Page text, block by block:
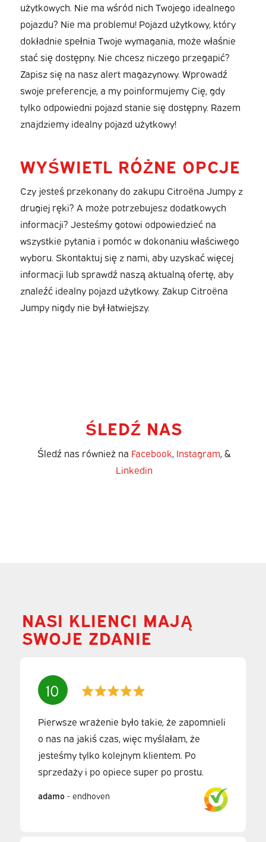
użytkowych. Nie ma wśród nich Twojego idealnego
pojazdu? Nie ma problemu! Pojazd użytkowy, który
dokładnie spełnia Twoje wymagania, może właśnie
stać się dostępny. Nie chcesz niczego przegapić?
Zapisz się na nasz alert magazynowy. Wprowadź
swoje preferencje, a my poinformujemy Cię, gdy
tylko odpowiedni pojazd stanie się dostępny. Razem
znajdziemy idealny pojazd użytkowy!
WYŚWIETL RÓŻNE OPCJE
Czy jesteś przekonany do zakupu Citroëna Jumpy z
drugiej ręki? A może potrzebujesz dodatkowych
informacji? Jesteśmy gotowi odpowiedzieć na
wszystkie pytania i pomóc w dokonaniu właściwego
wyboru. Skontaktuj się z nami, aby uzyskać więcej
informacji lub sprawdź naszą aktualną ofertę, aby
znaleźć idealny pojazd użytkowy. Zakup Citroëna
Jumpy nigdy nie był łatwiejszy.
ŚLEDŹ NAS
Śledź nas również na Facebook, Instagram, &
Linkedin
NASI KLIENCI MAJĄ
SWOJE ZDANIE
10
Pierwsze wrażenie było takie, że zapomnieli
o nas na jakiś czas, więc myślałam, że
jesteśmy tylko kolejnym klientem. Po
sprzedaży i po opiece super po prostu.
adamo - endhoven